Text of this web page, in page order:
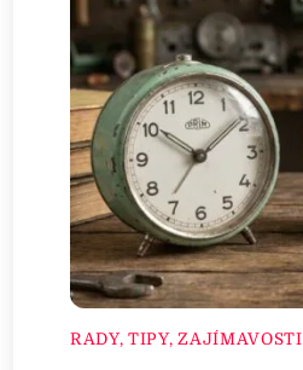
RADY, TIPY, ZAJÍMAVOSTI